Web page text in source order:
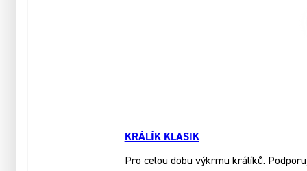
KRÁLÍK KLASIK
Pro celou dobu výkrmu králíků.